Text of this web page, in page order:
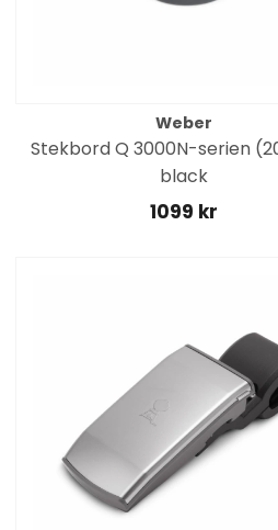
Weber
Stekbord Q 3000N-serien
black
1099 kr